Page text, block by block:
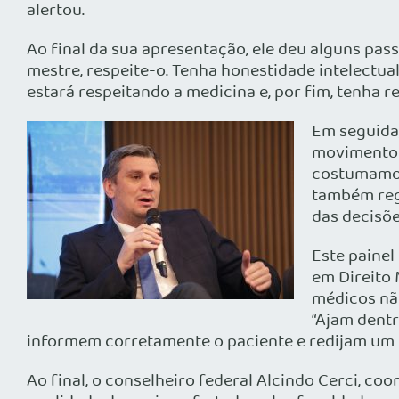
alertou.
Ao final da sua apresentação, ele deu alguns
mestre, respeite-o. Tenha honestidade
estará respeitando a medicina e, por fim, tenha
Em
também
das
Este
em Direito
médicos
“Ajam
informem corretamente o paciente e redijam
Ao final, o conselheiro federal Alcindo Cerci,